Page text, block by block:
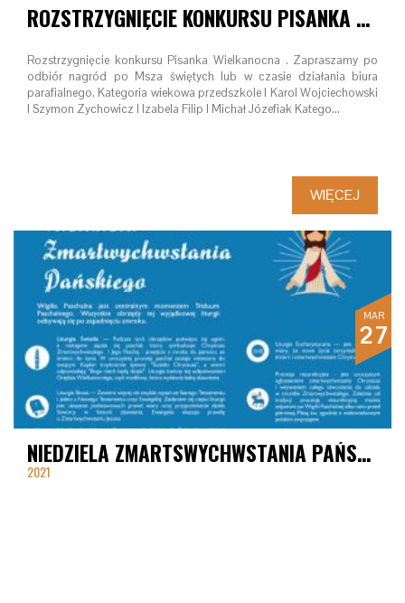
ROZSTRZYGNIĘCIE KONKURSU PISANKA WIELKANOCNA
Rozstrzygnięcie konkursu Pisanka Wielkanocna . Zapraszamy po
odbiór nagród po Msza świętych lub w czasie działania biura
parafialnego. Kategoria wiekowa przedszkole I Karol Wojciechowski
I Szymon Zychowicz I Izabela Filip I Michał Józefiak Katego…
WIĘCEJ
MAR
27
NIEDZIELA ZMARTSWYCHWSTANIA PAŃSKIEGO
2021